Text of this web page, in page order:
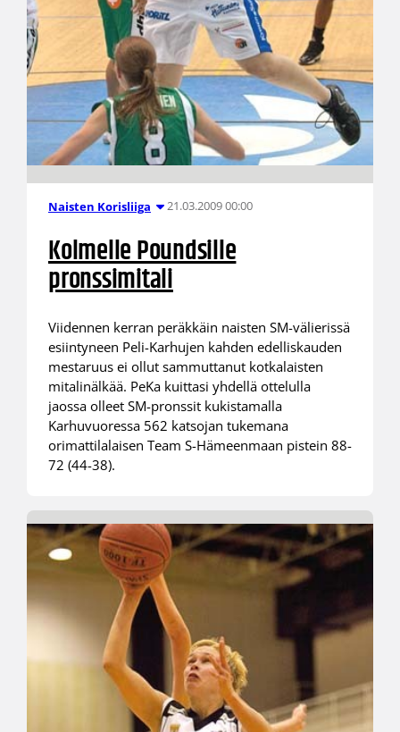
Naisten Korisliiga 21.03.2009 00:00
Kolmelle Poundsille
pronssimitali
Viidennen kerran peräkkäin naisten SM-välierissä
esiintyneen Peli-Karhujen kahden edelliskauden
mestaruus ei ollut sammuttanut kotkalaisten
mitalinälkää. PeKa kuittasi yhdellä ottelulla
jaossa olleet SM-pronssit kukistamalla
Karhuvuoressa 562 katsojan tukemana
orimattilalaisen Team S-Hämeenmaan pistein 88-
72 (44-38).